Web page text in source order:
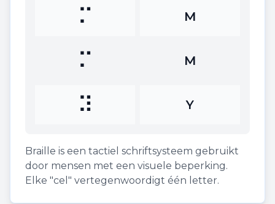
⠍ M
⠍ M
⠽ Y
Braille is een tactiel schriftsysteem gebruikt
door mensen met een visuele beperking.
Elke "cel" vertegenwoordigt één letter.